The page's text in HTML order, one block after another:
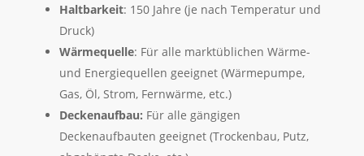
Haltbarkeit: 150 Jahre (je nach Temperatur und
Druck)
Wärmequelle: Für alle marktüblichen Wärme-
und Energiequellen geeignet (Wärmepumpe,
Gas, Öl, Strom, Fernwärme, etc.)
Deckenaufbau: Für alle gängigen
Deckenaufbauten geeignet (Trockenbau, Putz,